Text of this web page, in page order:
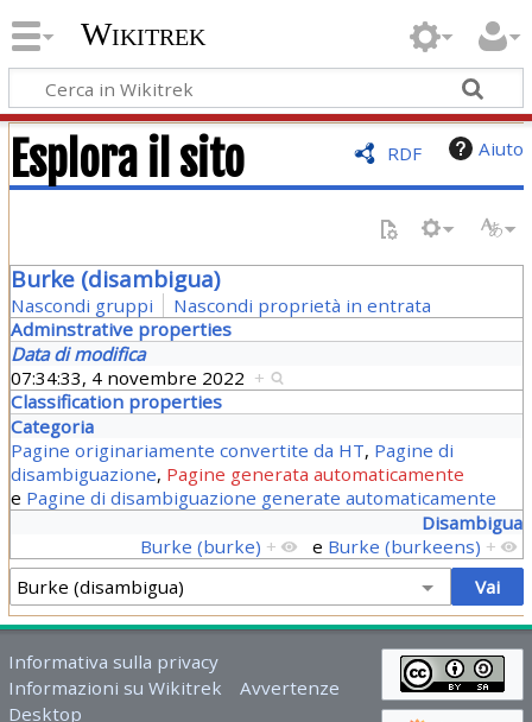
Wikitrek
RDF Aiuto
Esplora il sito
Burke (disambigua)
Nascondi gruppi
Nascondi proprietà in entrata
Adminstrative properties
Data di modifica
07:34:33, 4 novembre 2022 +
Classification properties
Categoria
Pagine originariamente convertite da HT, Pagine di
disambiguazione, Pagine generata automaticamente
e Pagine di disambiguazione generate automaticamente
Disambigua
Burke (burke) + e Burke (burkeens) +
Informativa sulla privacy
Informazioni su Wikitrek
Avvertenze
Desktop